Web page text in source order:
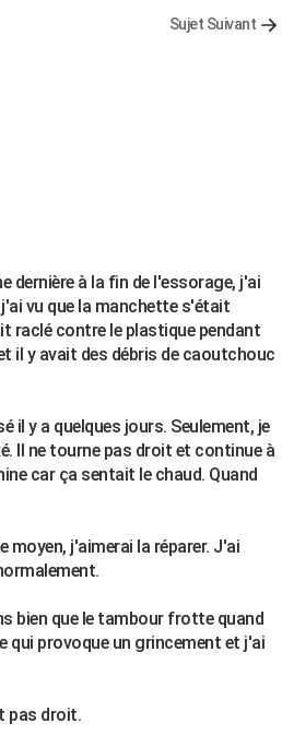
Sujet Suivant
dernière à la fin de l'essorage, j'ai
vu que la manchette s'était
raclé contre le plastique pendant
il y avait des débris de caoutchouc
il y a quelques jours. Seulement, je
Il ne tourne pas droit et continue à
car ça sentait le chaud. Quand
moyen, j'aimerai la réparer. J'ai
bien que le tambour frotte quand
qui provoque un grincement et j'ai
pas droit.